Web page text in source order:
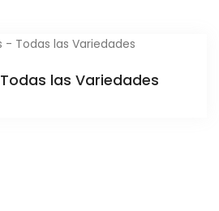
las Variedades